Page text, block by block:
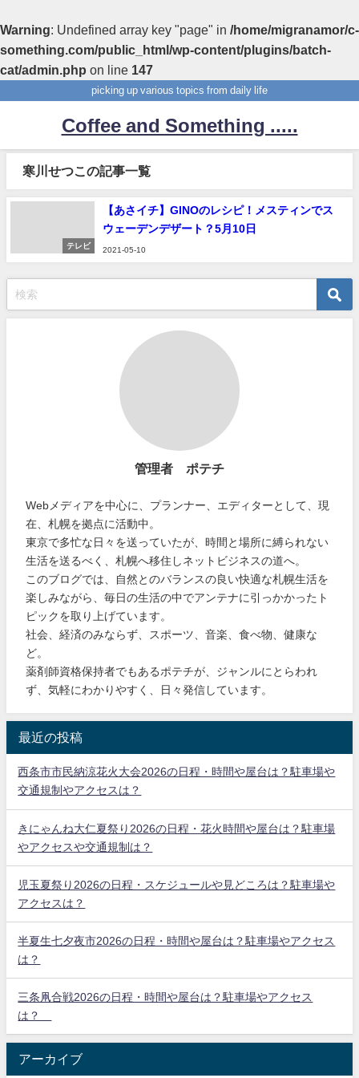
Warning: Undefined array key "page" in /home/migranamor/c-
something.com/public_html/wp-content/plugins/batch-
cat/admin.php on line 147
picking up various topics from daily life
Coffee and Something .....
寒川せつこの記事一覧
テレビ
【あさイチ】GINOのレシピ！メスティンでス
ウェーデンデザート？5月10日
2021-05-10
管理者 ポテチ
Webメディアを中心に、プランナー、エディターとして、現
在、札幌を拠点に活動中。
東京で多忙な日々を送っていたが、時間と場所に縛られない
生活を送るべく、札幌へ移住しネットビジネスの道へ。
このブログでは、自然とのバランスの良い快適な札幌生活を
楽しみながら、毎日の生活の中でアンテナに引っかかったト
ピックを取り上げています。
社会、経済のみならず、スポーツ、音楽、食べ物、健康な
ど。
薬剤師資格保持者でもあるポテチが、ジャンルにとらわれ
ず、気軽にわかりやすく、日々発信しています。
最近の投稿
西条市市民納涼花火大会2026の日程・時間や屋台は？駐車場や
交通規制やアクセスは？
きにゃんね大仁夏祭り2026の日程・花火時間や屋台は？駐車場
やアクセスや交通規制は？
児玉夏祭り2026の日程・スケジュールや見どころは？駐車場や
アクセスは？
半夏生七夕夜市2026の日程・時間や屋台は？駐車場やアクセス
は？
三条凧合戦2026の日程・時間や屋台は？駐車場やアクセス
は？
アーカイブ